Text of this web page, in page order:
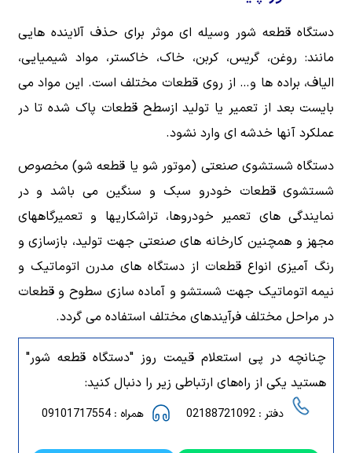
دستگاه قطعه شور وسیله ای موثر برای حذف آلاینده هایی
مانند: روغن، گریس، کربن، خاک، خاکستر، مواد شیمیایی،
الیاف، براده ها و… از روی قطعات مختلف است. این مواد می
بایست بعد از تعمیر یا تولید ازسطح قطعات پاک شده تا در
عملکرد آنها خدشه ای وارد نشود.
دستگاه شستشوی صنعتی (موتور شو یا قطعه شو) مخصوص
شستشوی قطعات خودرو سبک و سنگین می باشد و در
نمایندگی های تعمیر خودروها، تراشکاریها و تعمیرگاههای
مجهز و همچنین کارخانه های صنعتی جهت تولید، بازسازی و
رنگ آمیزی انواع قطعات از دستگاه های مدرن اتوماتیک و
نیمه اتوماتیک جهت شستشو و آماده سازی سطوح و قطعات
در مراحل مختلف فرآیندهای مختلف استفاده می گردد.
چنانچه در پی استعلام قیمت روز "دستگاه قطعه شور"
هستید یکی از راه‌های ارتباطی زیر را دنبال کنید:
دفتر : 02188721092 همراه : 09101717554